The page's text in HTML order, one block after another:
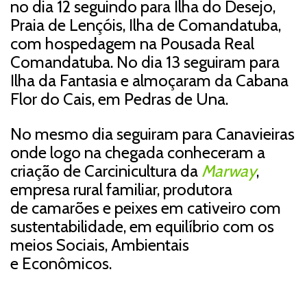
no dia 12 seguindo para Ilha do Desejo,
Praia de Lençóis, Ilha de Comandatuba,
com hospedagem na Pousada Real
Comandatuba. No dia 13 seguiram para
Ilha da Fantasia e almoçaram da Cabana
Flor do Cais, em Pedras de Una.
No mesmo dia seguiram para Canavieiras
onde logo na chegada conheceram a
criação de Carcinicultura da Marway,
empresa rural familiar, produtora
de camarões e peixes em cativeiro com
sustentabilidade, em equilíbrio com os
meios Sociais, Ambientais
e Econômicos.